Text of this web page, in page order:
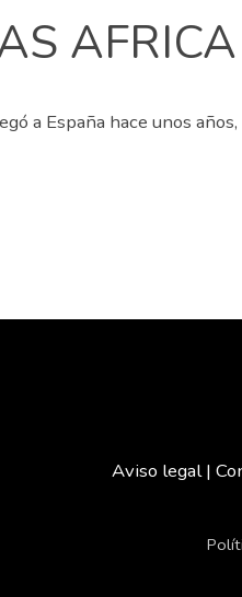
AFRICA
a España hace unos
Aviso legal |